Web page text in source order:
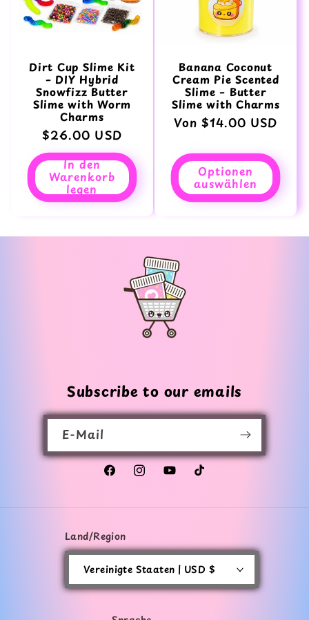
Dirt Cup Slime Kit
– DIY Hybrid
Snowfizz Butter
Slime with Worm
Charms
Normaler
Preis
$26.00 USD
In den
Warenkorb
legen
Banana Coconut
Cream Pie Scented
Slime – Butter
Slime with Charms
Normaler
Von $14.00 USD
Optionen
auswählen
Subscribe to our emails
E-Mail
FacebookInstagramYouTubeTikTok
Land/Region
Vereinigte Staaten | USD $